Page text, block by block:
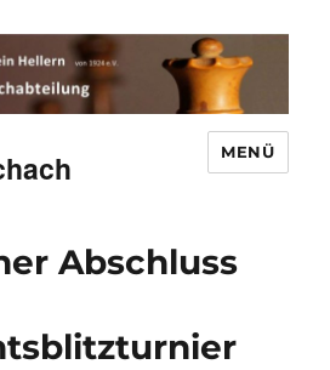
MENÜ
Abschluss